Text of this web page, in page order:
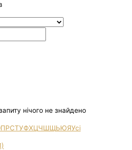
нічого не знайдено
ПРСТУФХЦЧШЩЬЮЯУсі